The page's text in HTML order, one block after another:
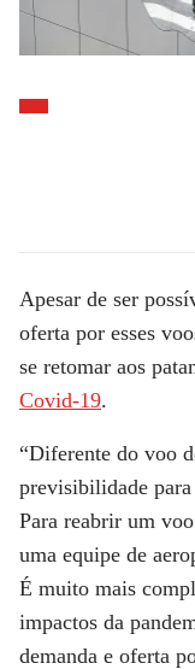
Apesar de ser
oferta por esses
se retomar aos
Covid-19.
“Diferente do voo
previsibilidade
Para reabrir um
uma equipe de
É muito mais
impactos da
demanda e oferta